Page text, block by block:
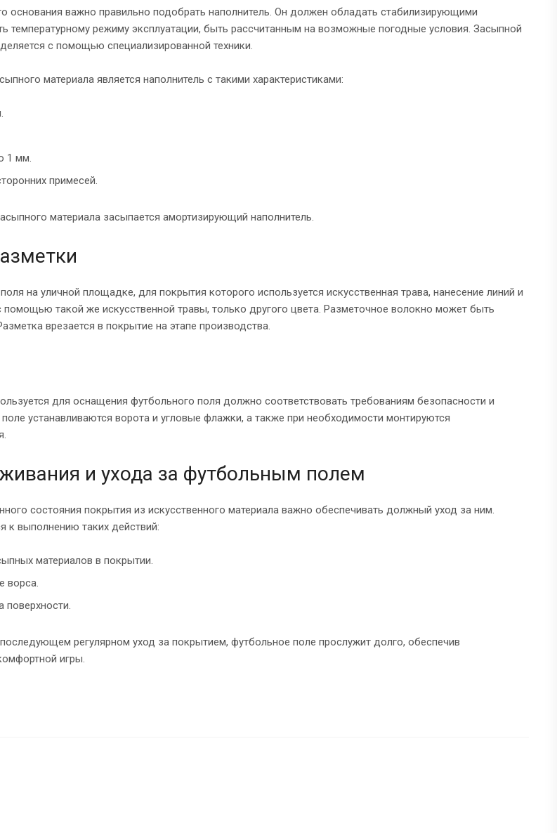
основания важно правильно подобрать наполнитель. Он должен обладать стабилизирующими
температурному режиму эксплуатации, быть рассчитанным на возможные погодные условия. Засыпной
с помощью специализированной техники.
материала является наполнитель с такими характеристиками:
1 мм.
примесей.
материала засыпается амортизирующий наполнитель.
на уличной площадке, для покрытия которого используется искусственная трава, нанесение линий и
помощью такой же искусственной травы, только другого цвета. Разметочное волокно может быть
врезается в покрытие на этапе производства.
для оснащения футбольного поля должно соответствовать требованиям безопасности и
устанавливаются ворота и угловые флажки, а также при необходимости монтируются
и ухода за футбольным полем
состояния покрытия из искусственного материала важно обеспечивать должный уход за ним.
к выполнению таких действий:
материалов в покрытии.
ворса.
поверхности.
регулярном уход за покрытием, футбольное поле прослужит долго, обеспечив
игры.